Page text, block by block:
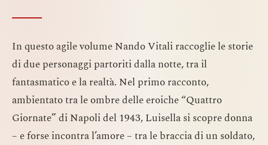
In questo agile volume Nando Vitali raccoglie le storie
di due personaggi partoriti dalla notte, tra il
fantasmatico e la realtà. Nel primo racconto,
ambientato tra le ombre delle eroiche “Quattro
Giornate” di Napoli del 1943, Luisella si scopre donna
– e forse incontra l’amore – tra le braccia di un soldato,